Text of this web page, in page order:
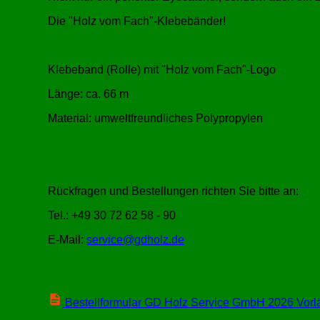
Die Holz vom Fach -Klebebänder!
Klebeband (Rolle) mit Holz vom Fach -Logo
Länge: ca. 66 m
Material: umweltfreundliches Polypropylen
Rückfragen und Bestellungen richten Sie bitte an:
Tel.: +49 30 72 62 58 - 90
E-Mail:service@gdholz.de
Bestellformular GD Holz Service GmbH 2026